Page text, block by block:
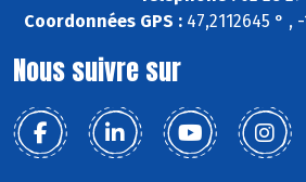
Coordonnées GPS : 47,2112645 ° ,
Nous suivre sur